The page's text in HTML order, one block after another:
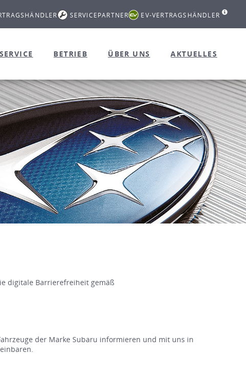
SERVICEPARTNER EV-VERTRAGSHÄNDLER
SERVICE BETRIEB ÜBER UNS AKTUELLES
digitale Barrierefreiheit gemäß
der Marke Subaru informieren und mit uns in